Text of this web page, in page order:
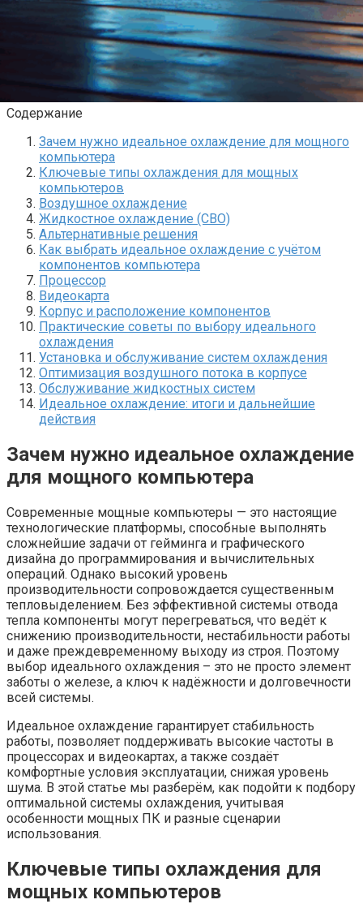
Содержание
Зачем нужно идеальное охлаждение для мощного
компьютера
Ключевые типы охлаждения для мощных
компьютеров
Воздушное охлаждение
Жидкостное охлаждение (СВО)
Альтернативные решения
Как выбрать идеальное охлаждение с учётом
компонентов компьютера
Процессор
Видеокарта
Корпус и расположение компонентов
Практические советы по выбору идеального
охлаждения
Установка и обслуживание систем охлаждения
Оптимизация воздушного потока в корпусе
Обслуживание жидкостных систем
Идеальное охлаждение: итоги и дальнейшие
действия
Зачем нужно идеальное охлаждение
для мощного компьютера
Современные мощные компьютеры — это настоящие
технологические платформы, способные выполнять
сложнейшие задачи от гейминга и графического
дизайна до программирования и вычислительных
операций. Однако высокий уровень
производительности сопровождается существенным
тепловыделением. Без эффективной системы отвода
тепла компоненты могут перегреваться, что ведёт к
снижению производительности, нестабильности работы
и даже преждевременному выходу из строя. Поэтому
выбор идеального охлаждения – это не просто элемент
заботы о железе, а ключ к надёжности и долговечности
всей системы.
Идеальное охлаждение гарантирует стабильность
работы, позволяет поддерживать высокие частоты в
процессорах и видеокартах, а также создаёт
комфортные условия эксплуатации, снижая уровень
шума. В этой статье мы разберём, как подойти к подбору
оптимальной системы охлаждения, учитывая
особенности мощных ПК и разные сценарии
использования.
Ключевые типы охлаждения для
мощных компьютеров